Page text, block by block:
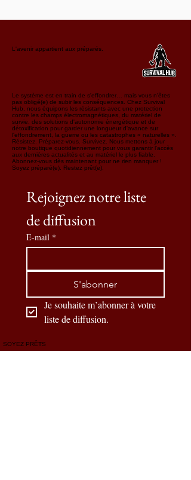
L'avenir appartient aux préparés.
Le système est en train de s'effondrer… mais vous n'êtes
pas obligé(e) de subir les conséquences. Chez Survival
Hub, nous équipons les résistants avec une protection
contre les champs électromagnétiques, du matériel de
survie, des solutions d'autonomie énergétique et de
détoxification pour garder une longueur d'avance sur
l'effondrement, la guerre ou les catastrophes « naturelles ».
Résistez. Préparez-vous. Survivez. Nous mettons à jour
notre boutique quotidiennement pour vous garantir l'accès
aux dernières actualités et au matériel le plus fiable.
Abonnez-vous dès maintenant pour ne rien manquer !
Soyez préparé(e). Restez prêt(e).
Rejoignez notre liste
de diffusion
E-mail *
S'abonner
Je souhaite m’abonner à votre
liste de diffusion.
SOYEZ PRÊTS